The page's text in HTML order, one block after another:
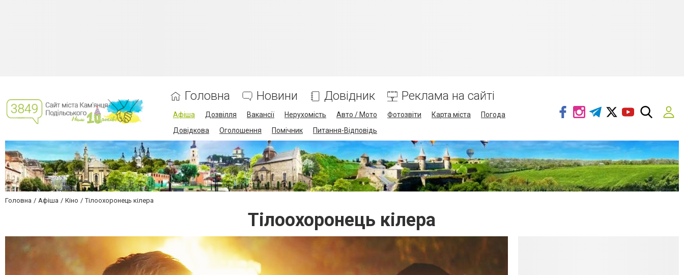
Головна Новини Довідник Реклама на сайті
Афіша Дозвілля Вакансії Нерухомість Авто / Мото Фотозвіти Карта міста
Погода
Довідкова
Оголошення Помічник Питання-Відповідь
Головна Афіша Кіно Тілоохоронець кілера
Тілоохоронець кілера